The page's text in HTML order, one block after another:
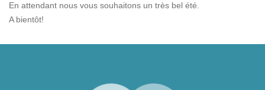
En attendant nous vous souhaitons un très bel été.
A bientôt!